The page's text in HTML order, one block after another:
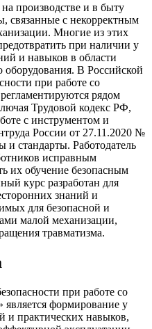
производстве и в быту
связанные с некорректным
Многие из этих
при наличии у
и навыков в области
оборудования. В Российской
при работе со
рядом
Трудовой кодекс РФ,
с инструментом и
России от 27.11.2020 №
стандарты. Работодатель
исправным
их обучение безопасным
курс разработан для
знаний и
для безопасной и
малой механизации,
травматизма.
при работе со
является формирование у
и практических навыков,